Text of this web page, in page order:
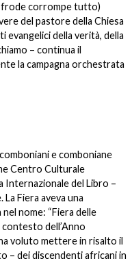
frode corrompe tutto)
del pastore della Chiesa
evangelici della verità, della
– continua il
la campagna orchestrata
e comboniane
Centro Culturale
Internazionale del Libro –
Fiera aveva una
nome: “Fiera delle
dell’Anno
voluto mettere in risalto il
– dei discendenti africani in